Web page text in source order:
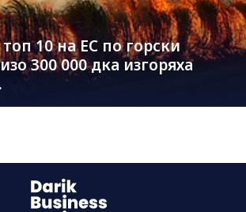
10 на ЕС по горски
300 000 дка изгоряха